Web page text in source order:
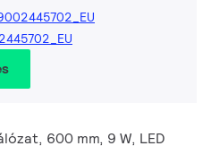
600 mm, 9 W, LED